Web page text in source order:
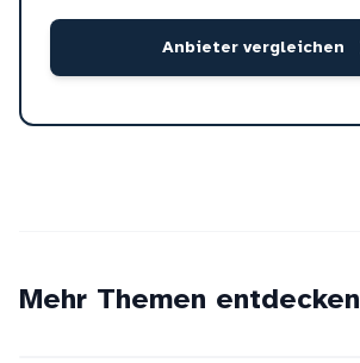
Anbieter vergleichen
Mehr Themen entdecken